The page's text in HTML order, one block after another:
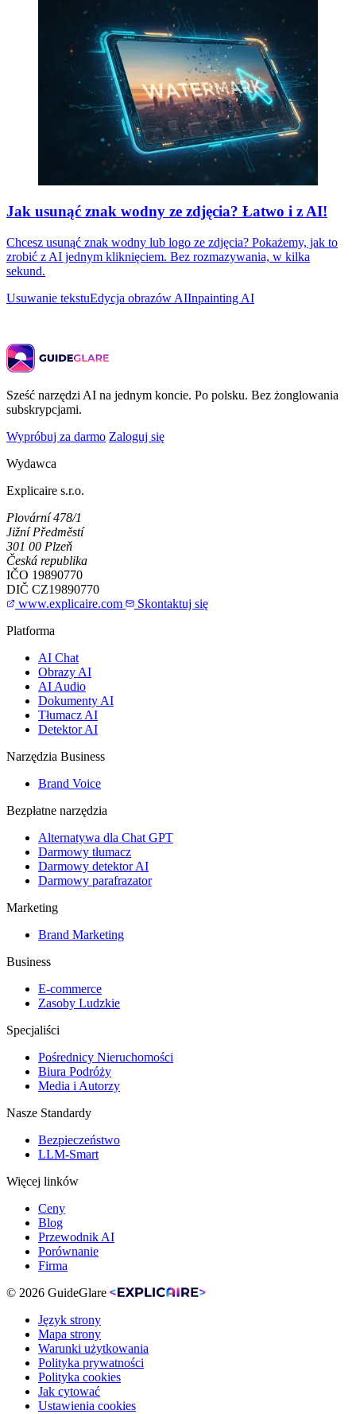
Jak usunąć znak wodny ze zdjęcia? Łatwo i z AI!
Chcesz usunąć znak wodny lub logo ze zdjęcia? Pokażemy, jak to
zrobić z AI jednym kliknięciem. Bez rozmazywania, w kilka
sekund.
Usuwanie tekstuEdycja obrazów AIInpainting AI
Sześć narzędzi AI na jednym koncie. Po polsku. Bez żonglowania
subskrypcjami.
Wypróbuj za darmo Zaloguj się
Wydawca
Explicaire s.r.o.
Plovární 478/1
Jižní Předměstí
301 00 Plzeň
Česká republika
IČO 19890770
DIČ CZ19890770
www.explicaire.com
Skontaktuj się
Platforma
AI Chat
Obrazy AI
AI Audio
Dokumenty AI
Tłumacz AI
Detektor AI
Narzędzia Business
Brand Voice
Bezpłatne narzędzia
Alternatywa dla Chat GPT
Darmowy tłumacz
Darmowy detektor AI
Darmowy parafrazator
Marketing
Brand Marketing
Business
E-commerce
Zasoby Ludzkie
Specjaliści
Pośrednicy Nieruchomości
Biura Podróży
Media i Autorzy
Nasze Standardy
Bezpieczeństwo
LLM-Smart
Więcej linków
Ceny
Blog
Przewodnik AI
Porównanie
Firma
© 2026 GuideGlare
Język strony
Mapa strony
Warunki użytkowania
Polityka prywatności
Polityka cookies
Jak cytować
Ustawienia cookies